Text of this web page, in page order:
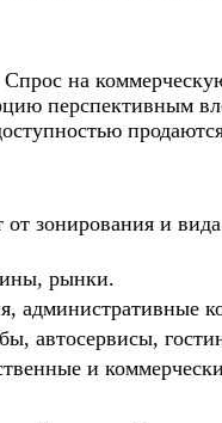
на
перспективным
зонирования и
рынки.
административные
автосервисы,
и